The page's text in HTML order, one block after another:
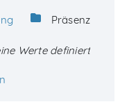
Präsenz
Werte definiert